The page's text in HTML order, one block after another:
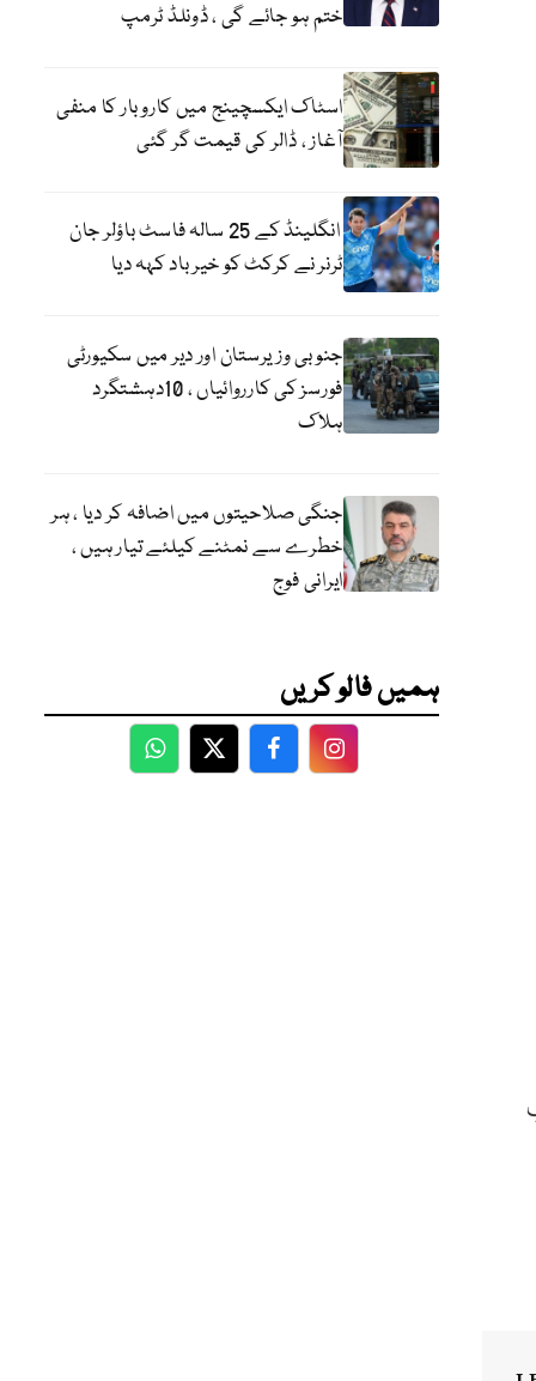
ختم ہو جائے گی ، ڈونلڈ ٹرمپ
اسٹاک ایکسچینج میں کاروبار کا منفی
آغاز ، ڈالر کی قیمت گر گئی
انگلینڈ کے 25 سالہ فاسٹ باؤلر جان
ٹرنر نے کرکٹ کو خیر باد کہہ دیا
جنوبی وزیرستان اور دیر میں سکیورٹی
فورسز کی کارروائیاں ، 10دہشتگرد
ہلاک
جنگی صلاحیتوں میں اضافہ کر دیا ، ہر
خطرے سے نمٹنے کیلئے تیار ہیں ،
ایرانی فوج
ہمیں فالو کریں
WhatsApp
TwitterFacebookFacebook